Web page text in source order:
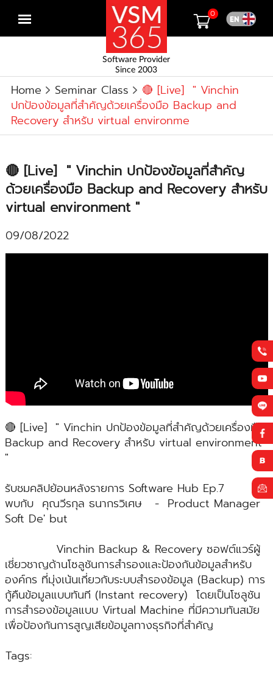
Open
Software Provider
Since 2003
0
Home Seminar Class
🔴 [Live] " Vinchin
ปกป้องข้อมูลที่สำคัญด้วยเครื่องมือ Backup and
Recovery สำหรับ virtual environme
🔴 [Live] " Vinchin ปกป้องข้อมูลที่สำคัญ
ด้วยเครื่องมือ Backup and Recovery สำหรับ
virtual environment "
09/08/2022
🔴 [Live] " Vinchin ปกป้องข้อมูลที่สำคัญด้วยเครื่องมือ
Backup and Recovery สำหรับ virtual environment
"
รับชมคลิปย้อนหลังรายการ Software Hub Ep.7
พบกับ คุณวีรกุล ธนากรวิเศษ - Product Manager
Soft De' but
Vinchin Backup & Recovery ซอฟต์แวร์ผู้
เชี่ยวชาญด้านโซลูชันการสำรองและป้องกันข้อมูลสำหรับ
องค์กร ที่มุ่งเน้นเกี่ยวกับระบบสำรองข้อมูล (Backup) การ
กู้คืนข้อมูลแบบทันที (Instant recovery) โดยเป็นโซลูชัน
การสำรองข้อมูลแบบ Virtual Machine ที่มีความทันสมัย
เพื่อป้องกันการสูญเสียข้อมูลทางธุรกิจที่สำคัญ
Tags: